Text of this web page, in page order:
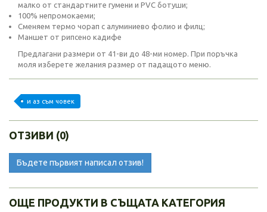
малко от стандартните гумени и PVC ботуши;
100% непромокаеми;
Сменяем термо чорап с алуминиево фолио и филц;
Маншет от рипсено кадифе
Предлагани размери от 41-ви до 48-ми номер. При поръчка
моля изберете желания размер от падащото меню.
и аз съм човек
ОТЗИВИ (0)
Бъдете първият написал отзив!
ОЩЕ ПРОДУКТИ В СЪЩАТА КАТЕГОРИЯ